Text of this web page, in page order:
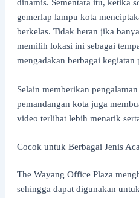
dinamis. Sementara itu, ketika
gemerlap lampu kota
berkelas. Tidak heran jika
memilih lokasi ini sebagai
mengadakan berbagai kegiatan
Selain memberikan
pemandangan kota juga
video terlihat lebih menarik
Cocok untuk Berbagai Jenis
The Wayang Office Plaza
sehingga dapat digunakan